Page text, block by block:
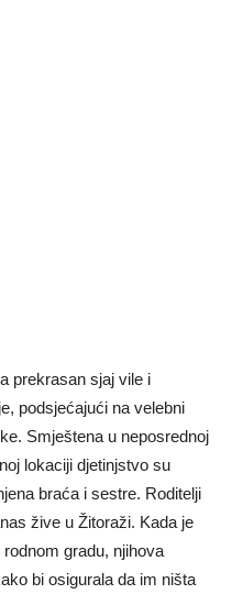
prekrasan sjaj vile i
podsjećajući na velebni
Smještena u neposrednoj
lokaciji djetinjstvo su
braća i sestre. Roditelji
žive u Žitoraži. Kada je
gradu, njihova
bi osigurala da im ništa